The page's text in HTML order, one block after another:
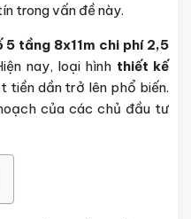
trong vấn đề này.
tầng 8x11m chi phí 2,5
nay, loại hình thiết kế
dần trở lên phổ biến.
của các chủ đầu tư